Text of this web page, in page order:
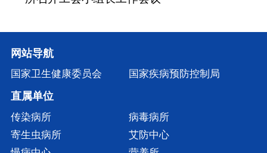
网站导航
国家卫生健康委员会 国家疾病预防控制局
直属单位
传染病所
病毒病所
寄生虫病所
艾防中心